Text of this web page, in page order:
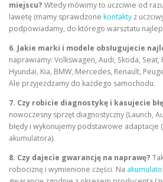
miejscu? Wtedy mówimy to uczciwie od
lawetę (mamy sprawdzone kontakty z
podpowiadamy, do którego warsztatu
6. Jakie marki i modele obsługujecie
naprawiamy: Volkswagen, Audi, Skoda, Seat,
Hyundai, Kia, BMW, Mercedes, Renault,
Ale przyjeżdżamy do każdego samochodu.
7. Czy robicie diagnostykę i kasujecie
nowoczesny sprzęt diagnostyczny (Launch,
błędy i wykonujemy podstawowe adaptacje
akumulatora).
8. Czy dajecie gwarancję na naprawę?
robociznę i wymienione części. Na